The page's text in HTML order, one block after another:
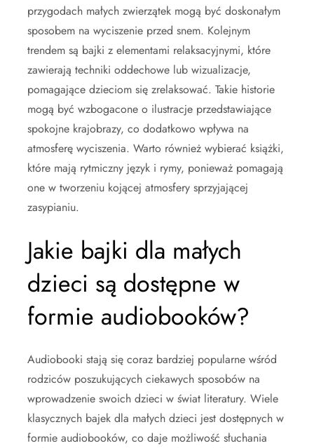
przygodach małych zwierzątek mogą być doskonałym
sposobem na wyciszenie przed snem. Kolejnym
trendem są bajki z elementami relaksacyjnymi, które
zawierają techniki oddechowe lub wizualizacje,
pomagające dzieciom się zrelaksować. Takie historie
mogą być wzbogacone o ilustracje przedstawiające
spokojne krajobrazy, co dodatkowo wpływa na
atmosferę wyciszenia. Warto również wybierać książki,
które mają rytmiczny język i rymy, ponieważ pomagają
one w tworzeniu kojącej atmosfery sprzyjającej
zasypianiu.
Jakie bajki dla małych
dzieci są dostępne w
formie audiobooków?
Audiobooki stają się coraz bardziej popularne wśród
rodziców poszukujących ciekawych sposobów na
wprowadzenie swoich dzieci w świat literatury. Wiele
klasycznych bajek dla małych dzieci jest dostępnych w
formie audiobooków, co daje możliwość słuchania